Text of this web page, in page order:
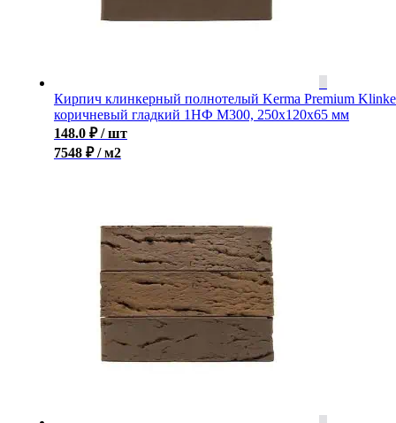
Кирпич клинкерный полнотелый Kerma Premium
коричневый гладкий 1НФ M300, 250x120x65 мм
148.0 ₽ / шт
7548 ₽ / м2